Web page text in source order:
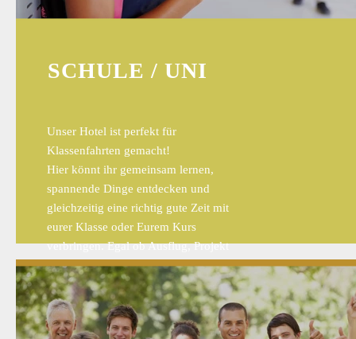
SCHULE / UNI
Unser Hotel ist perfekt für
Klassenfahrten gemacht!
Hier könnt ihr gemeinsam lernen,
spannende Dinge entdecken und
gleichzeitig eine richtig gute Zeit mit
eurer Klasse oder Eurem Kurs
verbringen. Egal ob Ausflug, Projekt
oder einfach zusammen Spaß haben –
hier fühlt ihr euch wohl!